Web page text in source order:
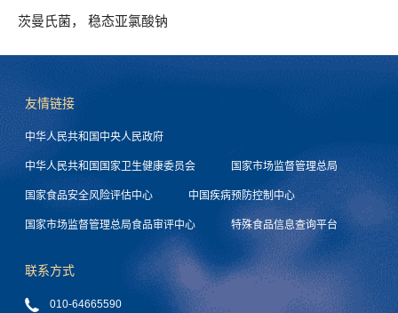
茨曼氏菌， 稳态亚氯酸钠
友情链接
中华人民共和国中央人民政府
中华人民共和国国家卫生健康委员会 国家市场监督管理总局
国家食品安全风险评估中心 中国疾病预防控制中心
国家市场监督管理总局食品审评中心 特殊食品信息查询平台
联系方式
010-64665590